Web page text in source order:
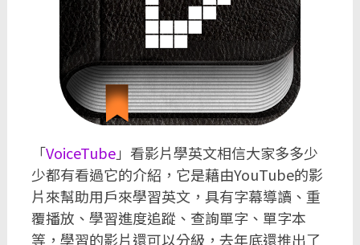
「VoiceTube」看影片學英文相信大家多多少
少都有看過它的介紹，它是藉由YouTube的影
片來幫助用戶來學習英文，具有字幕導讀、重
覆播放、學習進度追蹤、查詢單字、單字本
等，學習的影片還可以分級，去年底還推出了